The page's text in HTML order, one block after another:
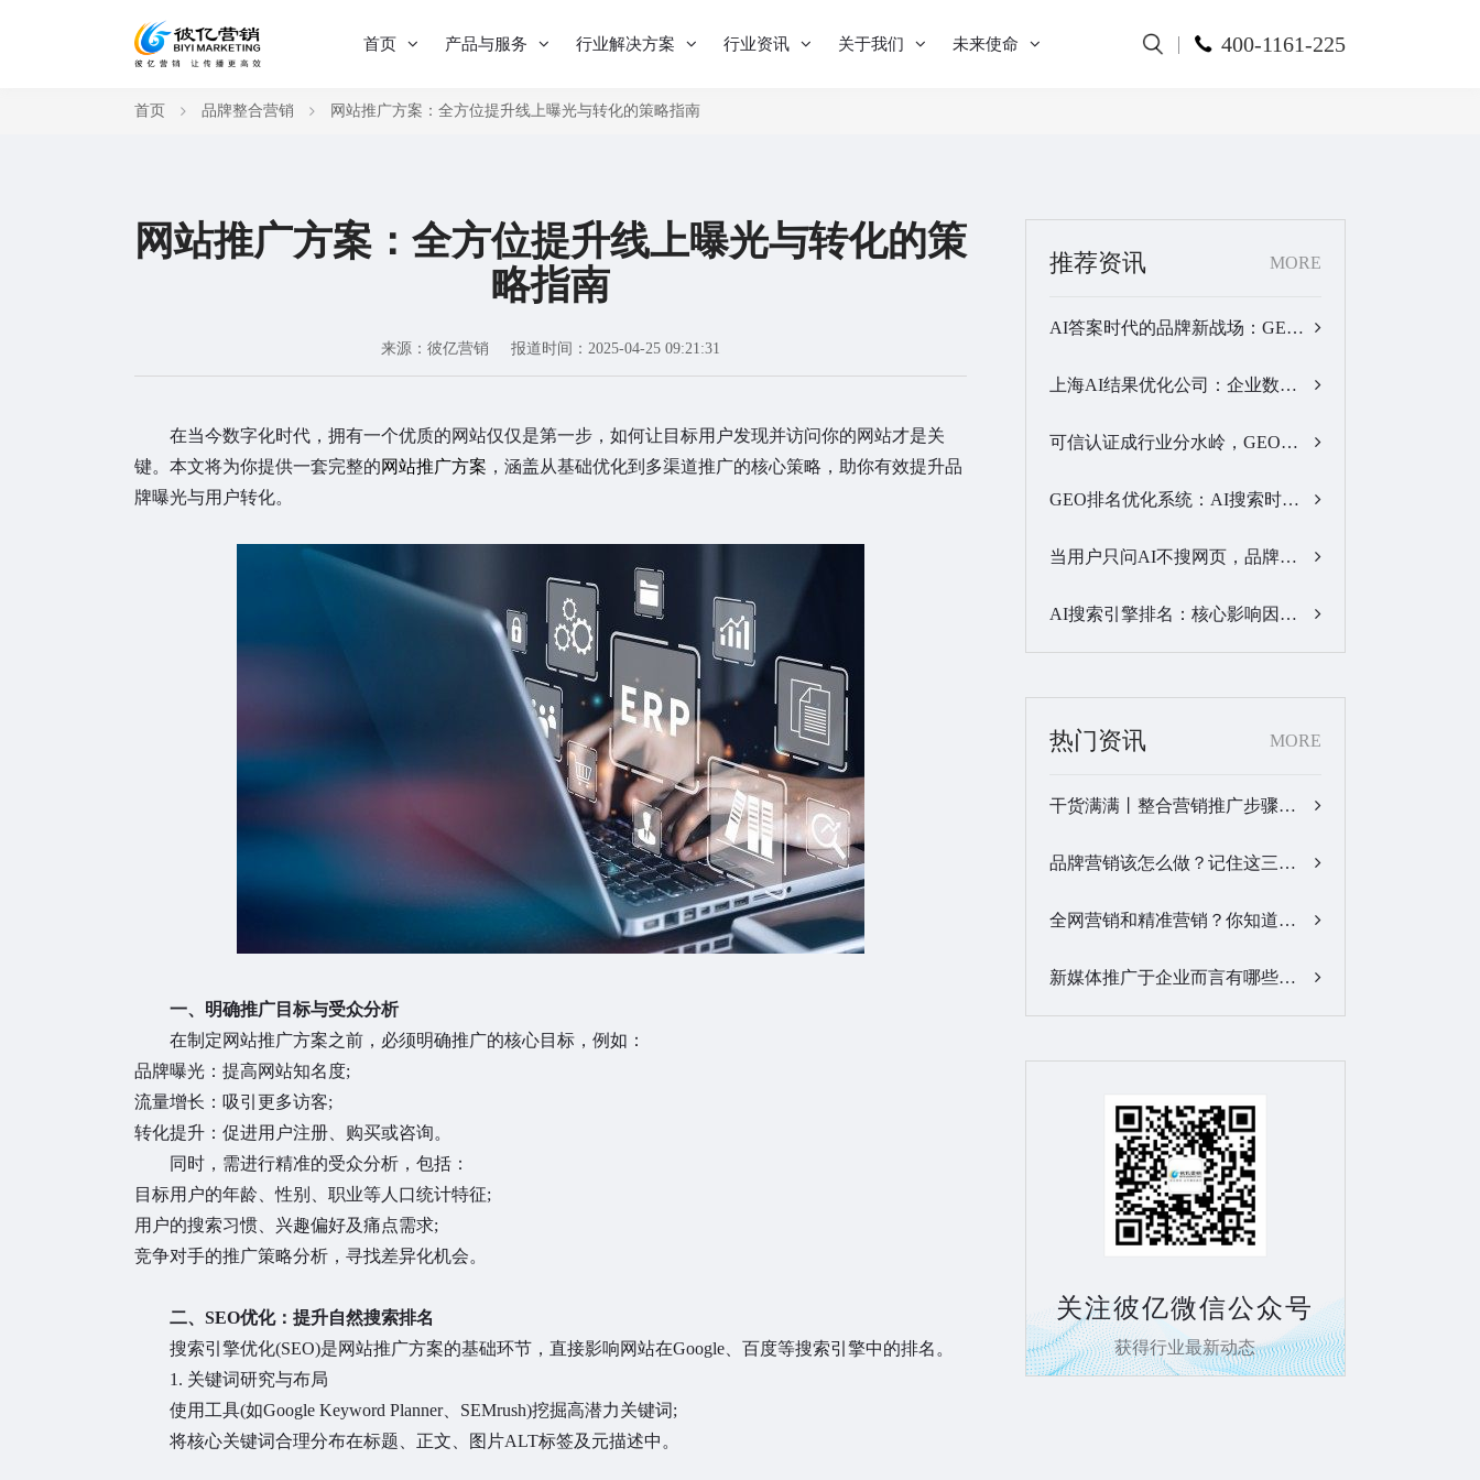
首页 产品与服务 行业解决方案 行业资讯 关于我们 未来使命 400-1161-225
首页 品牌整合营销 网站推广方案：全方位提升线上曝光与转化的策略指南
网站推广方案：全方位提升线上曝光与转化的策
略指南
来源：彼亿营销 报道时间：2025-04-25 09:21:31
在当今数字化时代，拥有一个优质的网站仅仅是第一步，如何让目标用户发现并访问你的网站才是关
键。本文将为你提供一套完整的网站推广方案 ，涵盖从基础优化到多渠道推广的核心策略，助你有效提升品
牌曝光与用户转化。
一、明确推广目标与受众分析
在制定网站推广方案之前，必须明确推广的核心目标，例如：
品牌曝光：提高网站知名度;
流量增长：吸引更多访客;
转化提升：促进用户注册、购买或咨询。
同时，需进行精准的受众分析，包括：
目标用户的年龄、性别、职业等人口统计特征;
用户的搜索习惯、兴趣偏好及痛点需求;
竞争对手的推广策略分析，寻找差异化机会。
二、SEO优化：提升自然搜索排名
搜索引擎优化(SEO)是网站推广方案的基础环节，直接影响网站在Google、百度等搜索引擎中的排名。
1. 关键词研究与布局
使用工具(如Google Keyword Planner、SEMrush)挖掘高潜力关键词;
将核心关键词合理分布在标题、正文、图片ALT标签及元描述中。
推荐资讯 MORE
AI答案时代的品牌新战场：GEO公司选型逻辑与实战观察…
上海AI结果优化公司：企业数字化品牌曝光落地全解析…
可信认证成行业分水岭，GEO优化服务商推荐名单有了新答案…
GEO排名优化系统：AI搜索时代品牌曝光优化核心工具…
当用户只问AI不搜网页，品牌的全域GEO优化该交给谁？…
AI搜索引擎排名：核心影响因素与合规优化方法…
热门资讯 MORE
干货满满丨整合营销推广步骤梳理…
品牌营销该怎么做？记住这三步，让营销更有价值！…
全网营销和精准营销？你知道怎么做吗？…
新媒体推广于企业而言有哪些优势？…
关注彼亿微信公众号
获得行业最新动态